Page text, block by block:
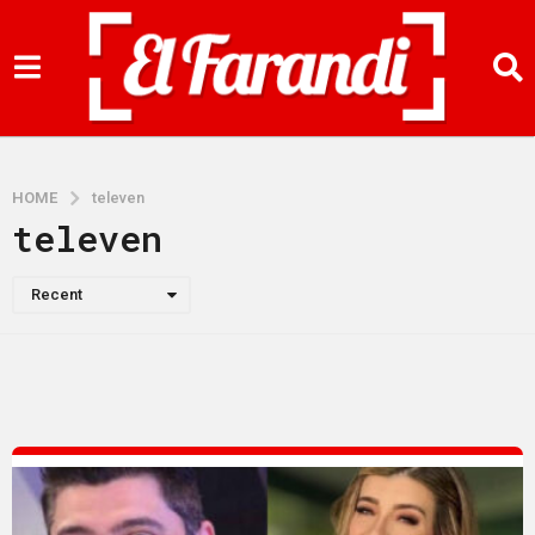
HOME televen
televen
Recent